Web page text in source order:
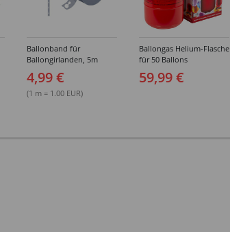
Ballonband für
Ballongirlanden, 5m
Deko-Band aus PVC
4,99 €
(1 m = 1.00 EUR)
Ballongas Helium-Flasche
für 50 Ballons
59,99 €